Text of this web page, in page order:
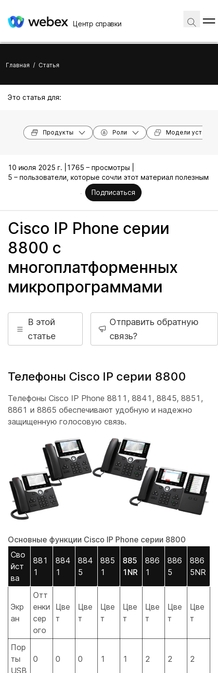
Центр справки
Главная / Статья
Это статья для:
Продукты Роли Модели
10 июля 2025 г. |
1765 – просмотры |
5 – пользователи, которые сочли этот материал полезным
Подписаться
Cisco IP Phone серии
8800 с
многоплатформенных
микропрограммами
В этой
статье
Отправить обратную
связь?
Телефоны Cisco IP серии 8800
Телефоны Cisco IP Phone 8811, 8841, 8845, 8851,
8861 и 8865 обеспечивают удобную и надежно
защищенную голосовую связь.
Основные функции Cisco IP Phone серии 8800
Сво
йст
ва
881
1
884
1
884
5
885
1
885
1NR
886
1
886
5
886
5NR
Экр
ан
Отт
енки
сер
ого
Цве
т
Цве
т
Цве
т
Цве
т
Цве
т
Цве
т
Цве
т
Пор
ты
USB
0 0 0 1 1 2 2 2